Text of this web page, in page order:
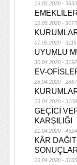
19.05.2020 -
12.05.2020 -
07.05.2020 -
UYUMLU
30.04.2020 -
EV-
28.04.2020 -
23.04.2020 -
GEÇİCİ
KARŞILIĞI
21.04.2020 -
KÂR
16.04.2020 -